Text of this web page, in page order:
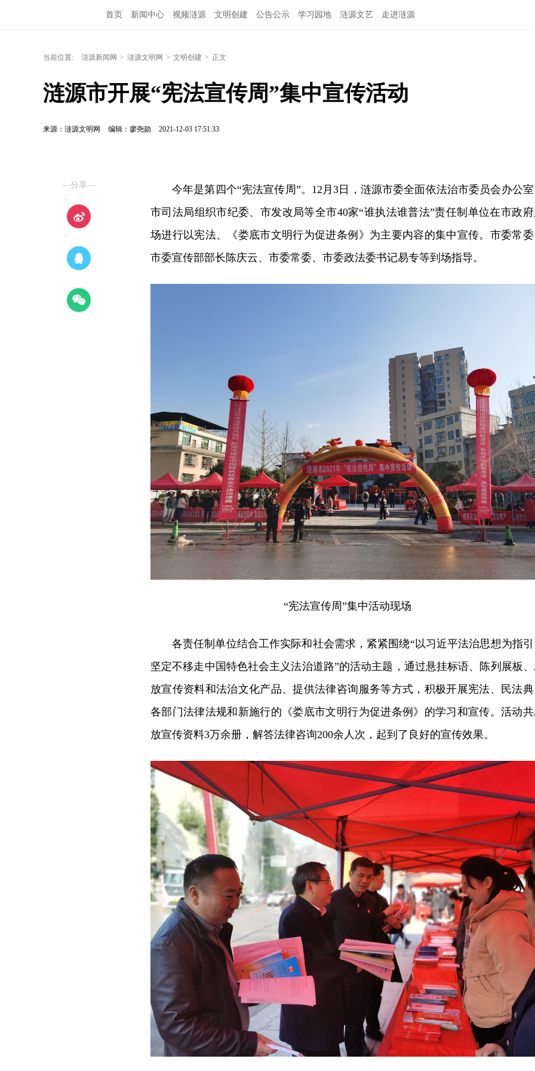
首页 新闻中心 视频涟源 文明创建 公告公示 学习园地 涟源文艺 走进涟源
当前位置: 涟源新闻网 > 涟源文明网 > 文明创建 > 正文
涟源市开展“宪法宣传周”集中宣传活动
来源：涟源文明网 编辑：廖尧勋 2021-12-03 17:51:33
—分享—
今年是第四个“宪法宣传周”。12月3日，涟源市委全面依法治市委员会办公
市司法局组织市纪委、市发改局等全市40家“谁执法谁普法”责任制单位在市政
场进行以宪法、《娄底市文明行为促进条例》为主要内容的集中宣传。市委常
市委宣传部部长陈庆云、市委常委、市委政法委书记易专等到场指导。
“宪法宣传周”集中活动现场
各责任制单位结合工作实际和社会需求，紧紧围绕“以习近平法治思想为指
坚定不移走中国特色社会主义法治道路”的活动主题，通过悬挂标语、陈列展板
放宣传资料和法治文化产品、提供法律咨询服务等方式，积极开展宪法、民法
各部门法律法规和新施行的《娄底市文明行为促进条例》的学习和宣传。活动
放宣传资料3万余册，解答法律咨询200余人次，起到了良好的宣传效果。